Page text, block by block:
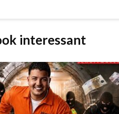
interessant